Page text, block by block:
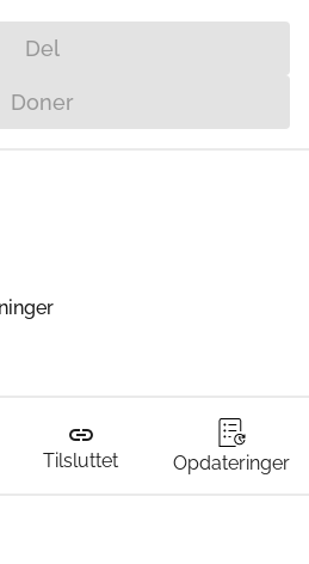
Del
Doner
link
Tilsluttet Opdateringer